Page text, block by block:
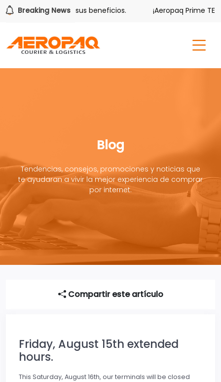
Breaking News
también tiene sus beneficios. ¡Aeropaq Prime TE
Blog
Tendencias, consejos, promociones y noticias que
te ayudaran a vivir la mejor experiencia de comprar
por internet.
Compartir este artículo
Friday, August 15th extended
hours.
This Saturday, August 16th, our terminals will be closed